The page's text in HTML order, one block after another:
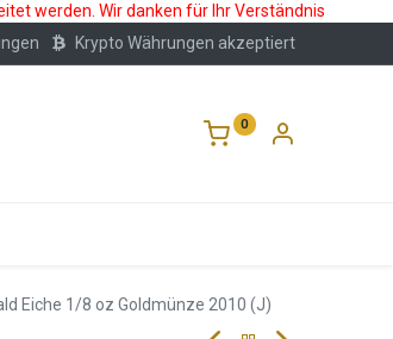
werden. Wir danken für Ihr Verständnis
Krypto Währungen akzeptiert
0
Eiche 1/8 oz Goldmünze 2010 (J)